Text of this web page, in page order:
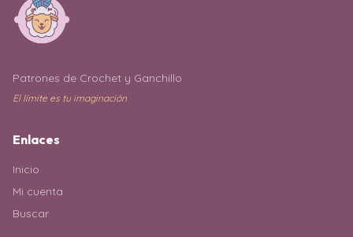
Patrones de Crochet y Ganchillo
El límite es tu imaginación
Enlaces
Inicio
Mi cuenta
Buscar